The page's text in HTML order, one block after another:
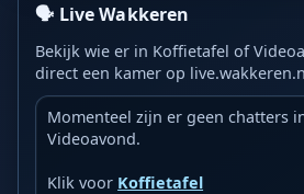
🗣️ Live Wakkeren
Bekijk wie er in Koffietafel of
direct een kamer op
Momenteel zijn er geen chatters
Videoavond.
Klik voor Koffietafel